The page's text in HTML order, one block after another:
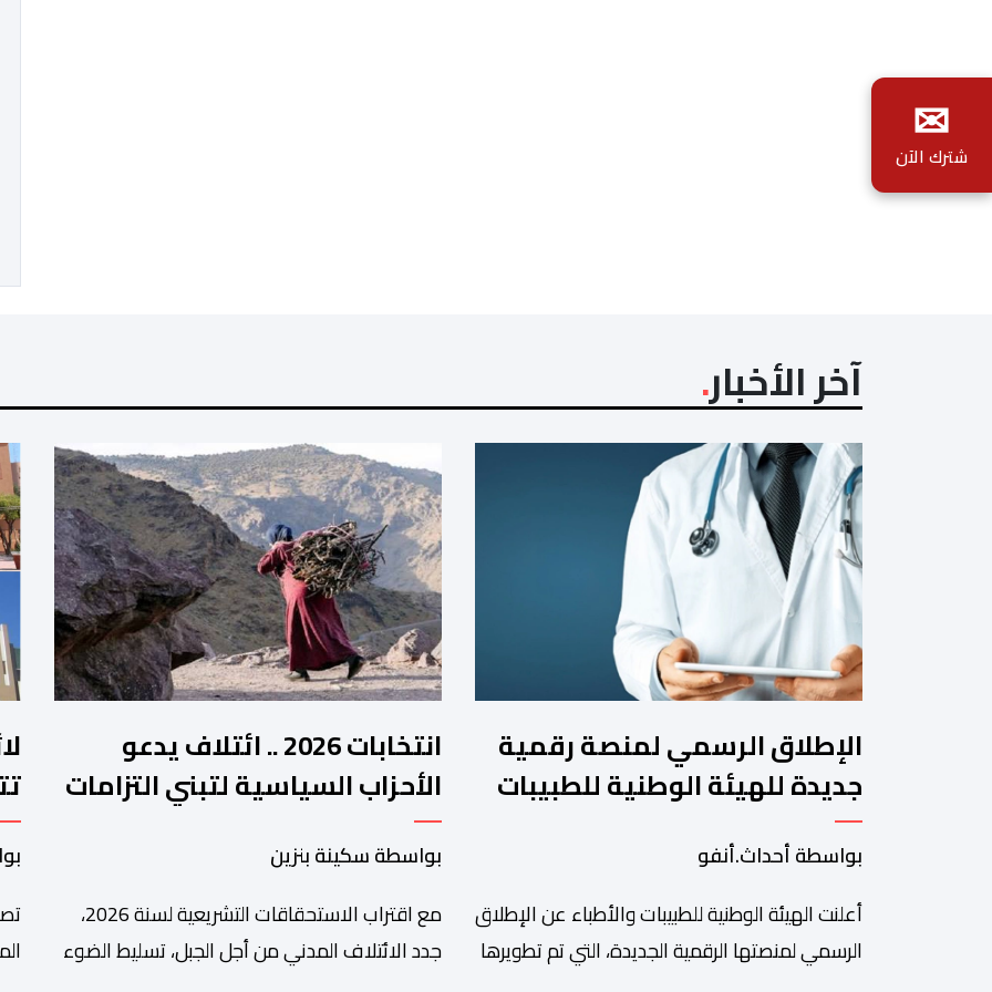
آخر الأخبار
الإطلاق الرسمي لمنصة رقمية
جديدة للهيئة الوطنية للطبيبات
والأطباء
بواسطة أحداث.أنفو
أعلنت الهيئة الوطنية للطبيبات والأطباء عن الإطلاق
الرسمي لمنصتها الرقمية الجديدة، التي تم تطويرها
انتخابات 2026 .. ائتلاف يدعو
الأحزاب السياسية لتبني التزامات
واضحة تجاه المناطق الجبلية
بواسطة سكينة بنزين
مع اقتراب الاستحقاقات التشريعية لسنة 2026،
جدد الائتلاف المدني من أجل الجبل، تسليط الضوء
✉
شترك الآن